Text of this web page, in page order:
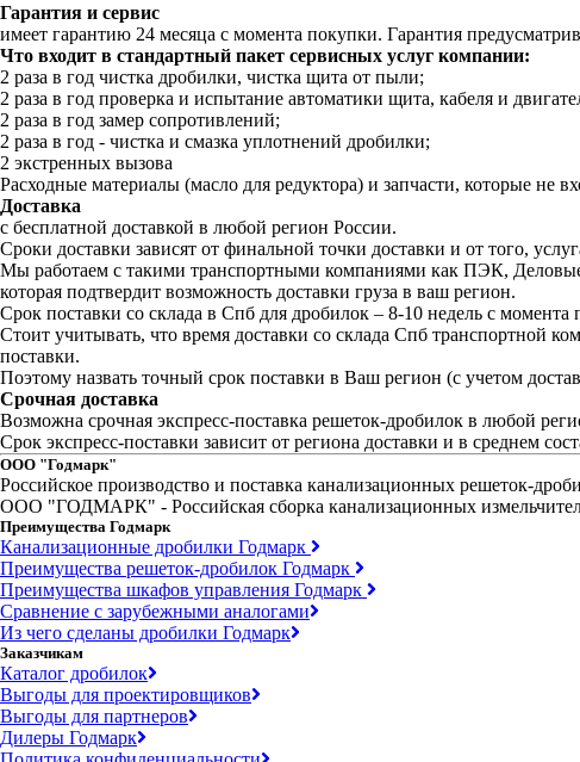
Гарантия и сервис
имеет гарантию 24 месяца с момента покупки. Гарантия
Что входит в стандартный пакет сервисных услуг компании:
2 раза в год чистка дробилки, чистка щита от пыли;
2 раза в год проверка и испытание автоматики щита, кабеля и
2 раза в год замер сопротивлений;
2 раза в год - чистка и смазка уплотнений дробилки;
2 экстренных вызова
Расходные материалы (масло для редуктора) и запчасти, которые не
Доставка
с бесплатной доставкой в любой регион России.
Сроки доставки зависят от финальной точки доставки и от того,
Мы работаем с такими транспортными компаниями как ПЭК,
которая подтвердит возможность доставки груза в ваш регион.
Срок поставки со склада в Спб для дробилок – 8-10 недель с момента
Стоит учитывать, что время доставки со склада Спб транспортной
поставки.
Поэтому назвать точный срок поставки в Ваш регион (с учетом
Срочная доставка
Возможна срочная экспресс-поставка решеток-дробилок в любой
Срок экспресс-поставки зависит от региона доставки и в среднем
ООО "Годмарк"
Российское производство и поставка канализационных решеток-
ООО "ГОДМАРК" - Российская сборка канализационных
Преимущества Годмарк
Канализационные дробилки Годмарк
Преимущества решеток-дробилок Годмарк
Преимущества шкафов управления Годмарк
Сравнение с зарубежными аналогами
Из чего сделаны дробилки Годмарк
Заказчикам
Каталог дробилок
Выгоды для проектировщиков
Выгоды для партнеров
Дилеры Годмарк